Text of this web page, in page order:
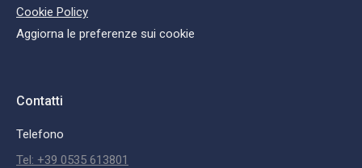
Cookie Policy
Aggiorna le preferenze sui cookie
Contatti
Telefono
Tel: +39 0535 613801